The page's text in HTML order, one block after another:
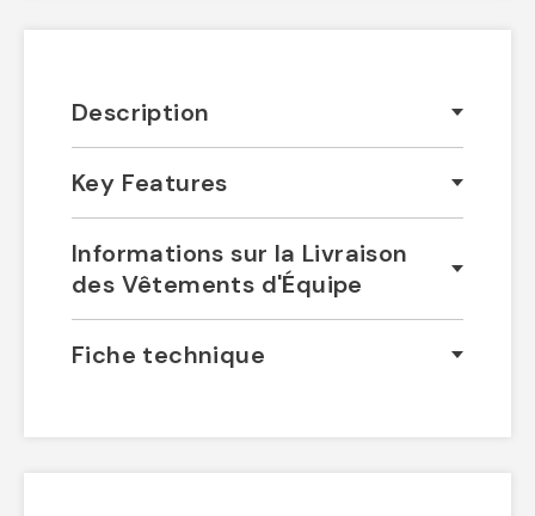
Description
Key Features
Informations sur la Livraison
des Vêtements d'Équipe
Fiche technique